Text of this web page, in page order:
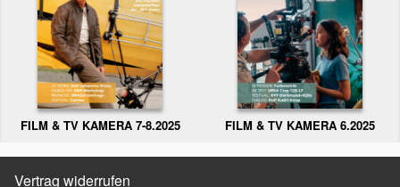
FILM & TV KAMERA 7-8.2025 FILM & TV KAMERA 6.2025
Vertrag widerrufen